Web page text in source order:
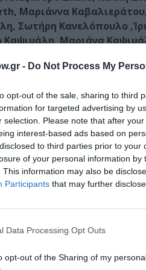
- Do Not Process My
opt-out of the sale, sharing to third
for targeted advertising by
selection. Please note that after
interest-based ads based on
to third parties prior to
of your personal information by
This information may also be
Participants that may further
Data Processing Opt Outs
opt-out of the Sharing of my
Μαριάννα
Σωτήρη Κανελόπουλο
Μαριάνα
Κυριαζή, Αλέξανδρο
Λεγάκη, Ρήτα Ληττού,
Έλενα Μαυρίδου,
Μυλωνάκη, Βίκο
Αντρέα Πασχιά, Σίμο
Ροζάνα , Ειρήνη
Θωμά Σφούνη,
Δημήτρη
Πλέσσαγια τους
σε είδος και τονΑργύρη